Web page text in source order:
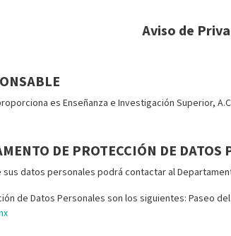
Aviso de
es Enseñanza e Investigación Superior,
DE PROTECCIÓN DE DATOS
datos personales podrá contactar al
de Datos Personales son los siguientes: Paseo